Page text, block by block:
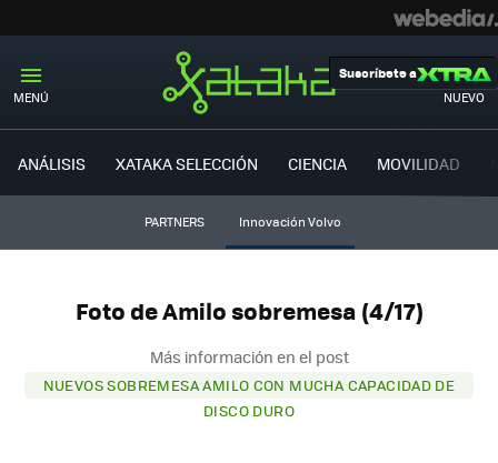
MENÚ NUEVO
Suscríbete a
ANÁLISIS XATAKA SELECCIÓN CIENCIA MOVILIDAD
PARTNERS Innovación Volvo
Foto de Amilo sobremesa (4/17)
Más información en el post
NUEVOS SOBREMESA AMILO CON MUCHA CAPACIDAD DE
DISCO DURO